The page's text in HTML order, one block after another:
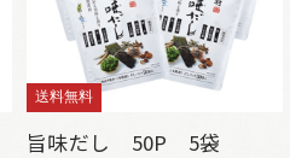
送料無料
旨味だし 50P 5袋